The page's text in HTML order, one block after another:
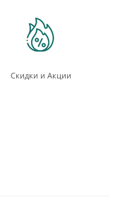
Скидки и Акции